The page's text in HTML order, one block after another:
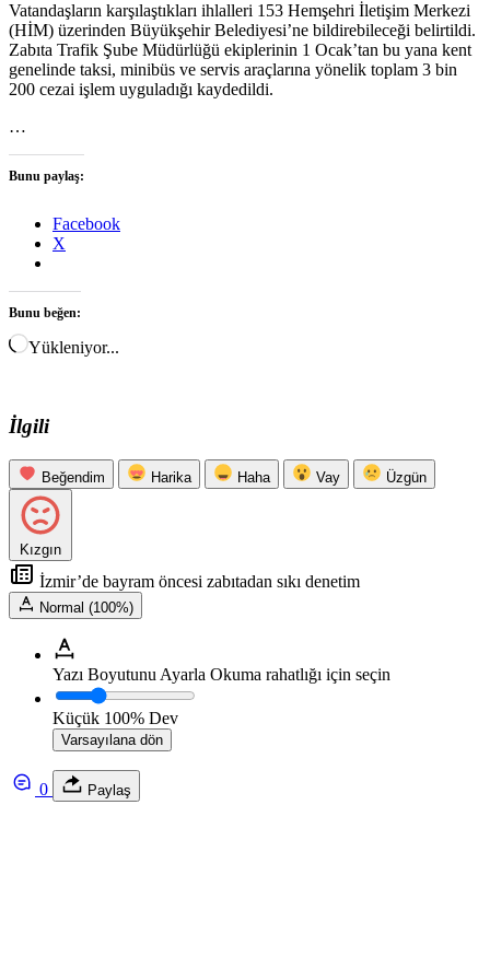
Vatandaşların karşılaştıkları ihlalleri 153 Hemşehri İletişim Merkezi
(HİM) üzerinden Büyükşehir Belediyesi’ne bildirebileceği belirtildi.
Zabıta Trafik Şube Müdürlüğü ekiplerinin 1 Ocak’tan bu yana kent
genelinde taksi, minibüs ve servis araçlarına yönelik toplam 3 bin
200 cezai işlem uyguladığı kaydedildi.
…
Bunu paylaş:
Facebook
X
Bunu beğen:
Yükleniyor...
İlgili
Beğendim Harika Haha Vay Üzgün
Kızgın
İzmir’de bayram öncesi zabıtadan sıkı denetim
Normal (100%)
Yazı Boyutunu Ayarla Okuma rahatlığı için seçin
Küçük 100% Dev
Varsayılana dön
0 Paylaş